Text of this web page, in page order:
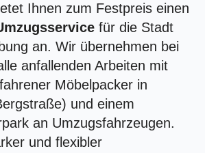
Ihnen zum Festpreis einen
für die Stadt
an. Wir übernehmen bei
anfallenden Arbeiten mit
Möbelpacker in
und einem
an Umzugsfahrzeugen.
und flexibler